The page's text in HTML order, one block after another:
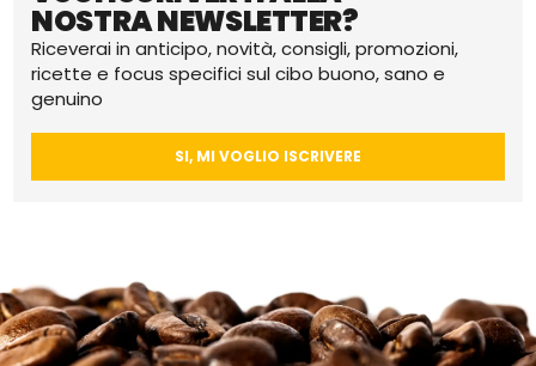
NOSTRA NEWSLETTER?
Riceverai in anticipo, novità, consigli, promozioni,
ricette e focus specifici sul cibo buono, sano e
genuino
SI, MI VOGLIO ISCRIVERE